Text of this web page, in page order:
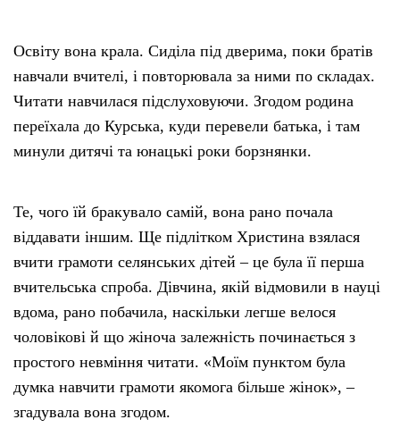
Освіту вона крала. Сиділа під дверима, поки братів
навчали вчителі, і повторювала за ними по складах.
Читати навчилася підслуховуючи. Згодом родина
переїхала до Курська, куди перевели батька, і там
минули дитячі та юнацькі роки борзнянки.
Те, чого їй бракувало самій, вона рано почала
віддавати іншим. Ще підлітком Христина взялася
вчити грамоти селянських дітей – це була її перша
вчительська спроба. Дівчина, якій відмовили в науці
вдома, рано побачила, наскільки легше велося
чоловікові й що жіноча залежність починається з
простого невміння читати. «Моїм пунктом була
думка навчити грамоти якомога більше жінок», –
згадувала вона згодом.